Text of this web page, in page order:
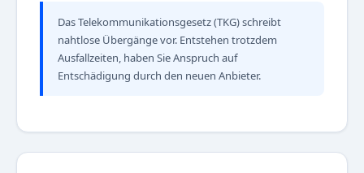
Das Telekommunikationsgesetz (TKG) schreibt
nahtlose Übergänge vor. Entstehen trotzdem
Ausfallzeiten, haben Sie Anspruch auf
Entschädigung durch den neuen Anbieter.